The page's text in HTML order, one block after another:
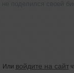
Или войдите на сайт